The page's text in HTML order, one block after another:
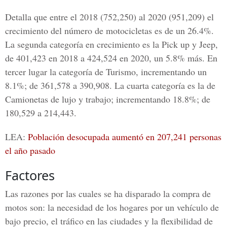
Detalla que entre el 2018 (752,250) al 2020 (951,209) el
crecimiento del número de motocicletas es de un 26.4%.
La segunda categoría en crecimiento es la Pick up y Jeep,
de 401,423 en 2018 a 424,524 en 2020, un 5.8% más. En
tercer lugar la categoría de Turismo, incrementando un
8.1%; de 361,578 a 390,908. La cuarta categoría es la de
Camionetas de lujo y trabajo; incrementando 18.8%; de
180,529 a 214,443.
LEA: Población desocupada aumentó en 207,241 personas
el año pasado
Factores
Las razones por las cuales se ha disparado la compra de
motos son: la necesidad de los hogares por un vehículo de
bajo precio, el tráfico en las ciudades y la flexibilidad de